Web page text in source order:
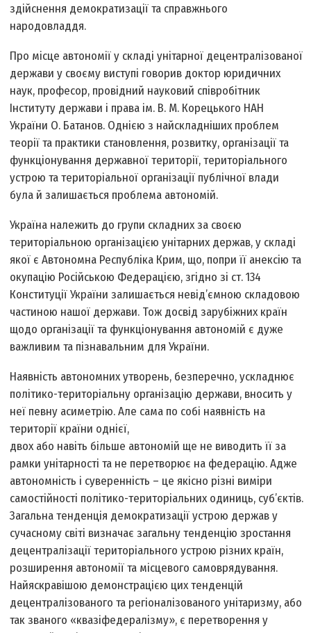
здійснення демократизації та справжнього
народовладдя.
Про місце автономії у складі унітарної децентралізованої
держави у своєму виступі говорив доктор юридичних
наук, професор, провідний науковий співробітник
Інституту держави і права ім. В. М. Корецького НАН
України О. Батанов. Однією з найскладніших проблем
теорії та практики становлення, розвитку, організації та
функціонування державної території, територіального
устрою та територіальної організації публічної влади
була й залишається проблема автономій.
Україна належить до групи складних за своєю
територіальною організацією унітарних держав, у складі
якої є Автономна Республіка Крим, що, попри її анексію та
окупацію Російською Федерацією, згідно зі ст. 134
Конституції України залишається невід’ємною складовою
частиною нашої держави. Тож досвід зарубіжних країн
щодо організації та функціонування автономій є дуже
важливим та пізнавальним для України.
Наявність автономних утворень, безперечно, ускладнює
політико-територіальну організацію держави, вносить у
неї певну асиметрію. Але сама по собі наявність на
території країни однієї,
двох або навіть більше автономій ще не виводить її за
рамки унітарності та не перетворює на федерацію. Адже
автономність і суверенність – це якісно різні виміри
самостійності політико-територіальних одиниць, суб’єктів.
Загальна тенденція демократизації устрою держав у
сучасному світі визначає загальну тенденцію зростання
децентралізації територіального устрою різних країн,
розширення автономії та місцевого самоврядування.
Найяскравішою демонстрацією цих тенденцій
децентралізованого та регіоналізованого унітаризму, або
так званого «квазіфедералізму», є перетворення у